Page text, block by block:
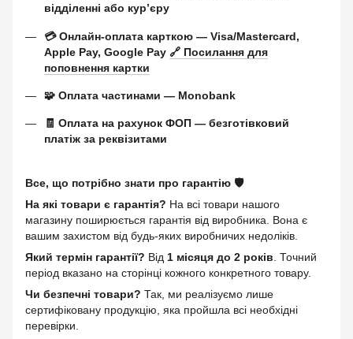
відділенні або курʼєру
💳 Онлайн-оплата карткою — Visa/Mastercard,
Apple Pay, Google Pay 🔗 Посилання для
поповнення картки
🧩 Оплата частинами — Monobank
🧾 Оплата на рахунок ФОП — безготівковий
платіж за реквізитами
Все, що потрібно знати про гарантію 🛡️
На які товари є гарантія? На всі товари нашого
магазину поширюється гарантія від виробника. Вона є
вашим захистом від будь-яких виробничих недоліків.
Який термін гарантії? Від 1 місяця до 2 років . Точний
період вказано на сторінці кожного конкретного товару.
Чи безпечні товари? Так, ми реалізуємо лише
сертифіковану продукцію, яка пройшла всі необхідні
перевірки.